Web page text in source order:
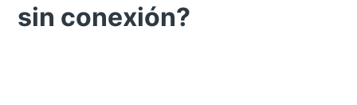
sin conexión?